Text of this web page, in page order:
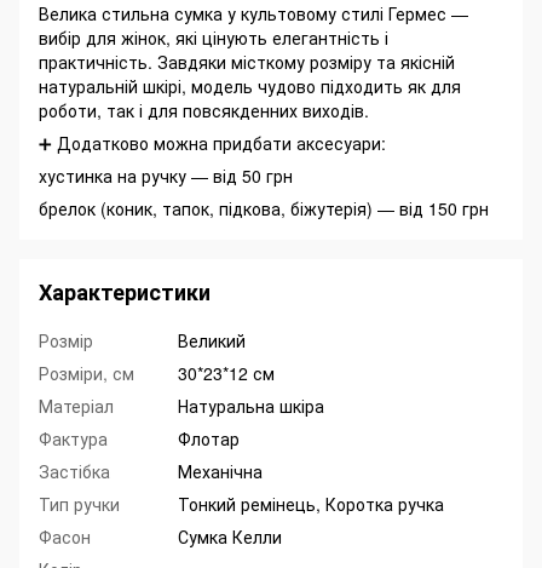
Велика стильна сумка у культовому стилі Гермес —
вибір для жінок, які цінують елегантність і
практичність. Завдяки місткому розміру та якісній
натуральній шкірі, модель чудово підходить як для
роботи, так і для повсякденних виходів.
➕ Додатково можна придбати аксесуари:
хустинка на ручку — від 50 грн
брелок (коник, тапок, підкова, біжутерія) — від 150 грн
Характеристики
Розмір
Великий
Розміри, см
30*23*12 см
Матеріал
Натуральна шкіра
Фактура
Флотар
Застібка
Механічна
Тип ручки
Тонкий ремінець, Коротка ручка
Фасон
Сумка Келли